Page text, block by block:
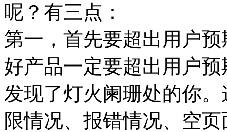
呢？有三点：
第一，首先要超出用户
好产品一定要超出用户
发现了灯火阑珊处的你
限情况、报错情况、空